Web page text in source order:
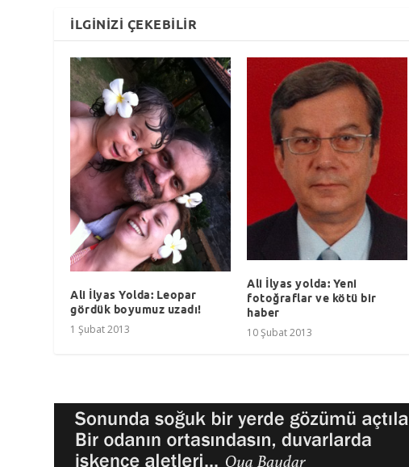
İLGINIZI ÇEKEBILIR
Ali İlyas Yolda: Leopar
gördük boyumuz uzadı!
1 Şubat 2013
Ali İlyas yolda: Yeni
fotoğraflar ve kötü bir
haber
10 Şubat 2013